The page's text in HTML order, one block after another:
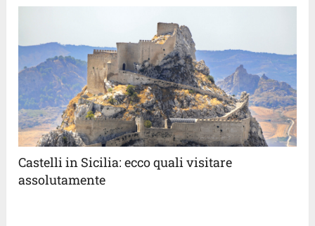
Castelli in Sicilia: ecco quali visitare
assolutamente